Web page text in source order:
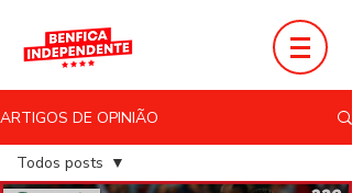
ARTIGOS DE OPINIÃO
Todos posts